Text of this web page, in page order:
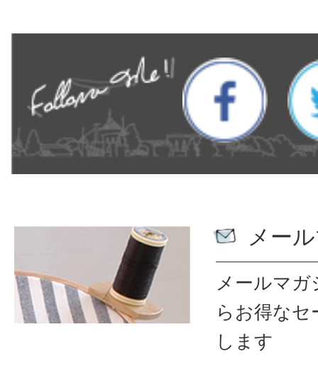
メー
メールマ
ら お得なセ
します